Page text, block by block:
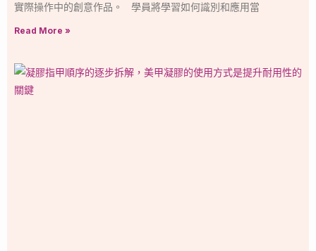
實際操作中的創意作品。 學員將學習如何識別和應用當
Read More »